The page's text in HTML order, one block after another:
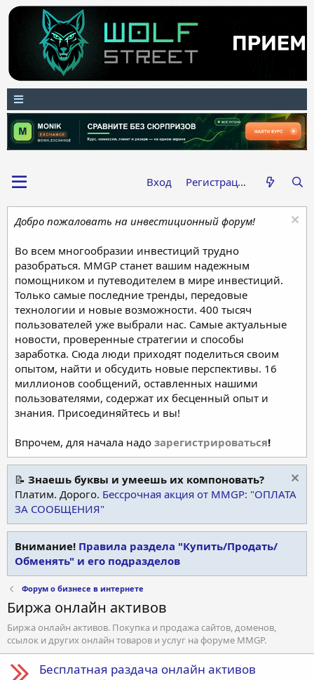
Вход Регистрация
Добро пожаловать на инвестиционный форум!
Во всем многообразии инвестиций трудно
разобраться. MMGP станет вашим надежным
помощником и путеводителем в мире инвестиций.
Только самые последние тренды, передовые
технологии и новые возможности. 400 тысяч
пользователей уже выбрали нас. Самые актуальные
новости, проверенные стратегии и способы
заработка. Сюда люди приходят поделиться своим
опытом, найти и обсудить новые перспективы. 16
миллионов сообщений, оставленных нашими
пользователями, содержат их бесценный опыт и
знания. Присоединяйтесь и вы!
Впрочем, для начала надо зарегистрироваться!
📝 Знаешь буквы и умеешь их компоновать?
Платим. Дорого. Бессрочная акция от MMGP: "ОПЛАТА
ЗА СООБЩЕНИЯ"
Внимание! Правила раздела "Купить/Продать/
Обменять" и его подразделов
Форум о бизнесе в интернете
Биржа онлайн активов
Биржа онлайн активов. Покупка и продажа сайтов, доменов,
ссылок и других онлайн товаров и услуг на форуме MMGP.
Бесплатная раздача онлайн активов